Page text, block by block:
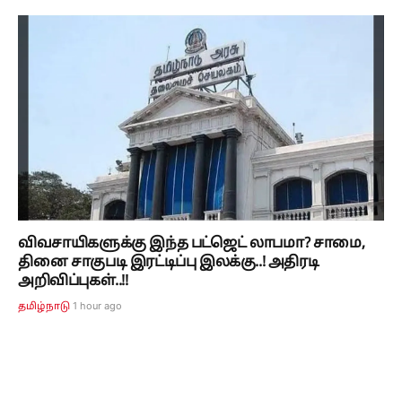
விவசாயிகளுக்கு இந்த பட்ஜெட் லாபமா? சாமை,
தினை சாகுபடி இரட்டிப்பு இலக்கு..! அதிரடி
அறிவிப்புகள்..!!
தமிழ்நாடு 1 hour ago